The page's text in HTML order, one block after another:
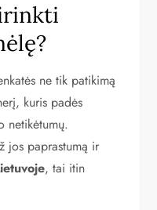
ne tik patikimą
kuris padės
netikėtumų.
jos paprastumą ir
, tai itin